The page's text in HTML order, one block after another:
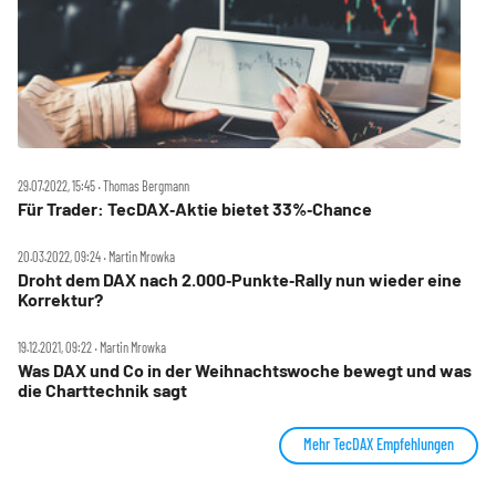
29.07.2022, 15:45 ‧ Thomas Bergmann
Für Trader: TecDAX‑Aktie bietet 33%‑Chance
20.03.2022, 09:24 ‧ Martin Mrowka
Droht dem DAX nach 2.000‑Punkte‑Rally nun wieder eine
Korrektur?
19.12.2021, 09:22 ‧ Martin Mrowka
Was DAX und Co in der Weihnachtswoche bewegt und was
die Charttechnik sagt
Mehr TecDAX Empfehlungen